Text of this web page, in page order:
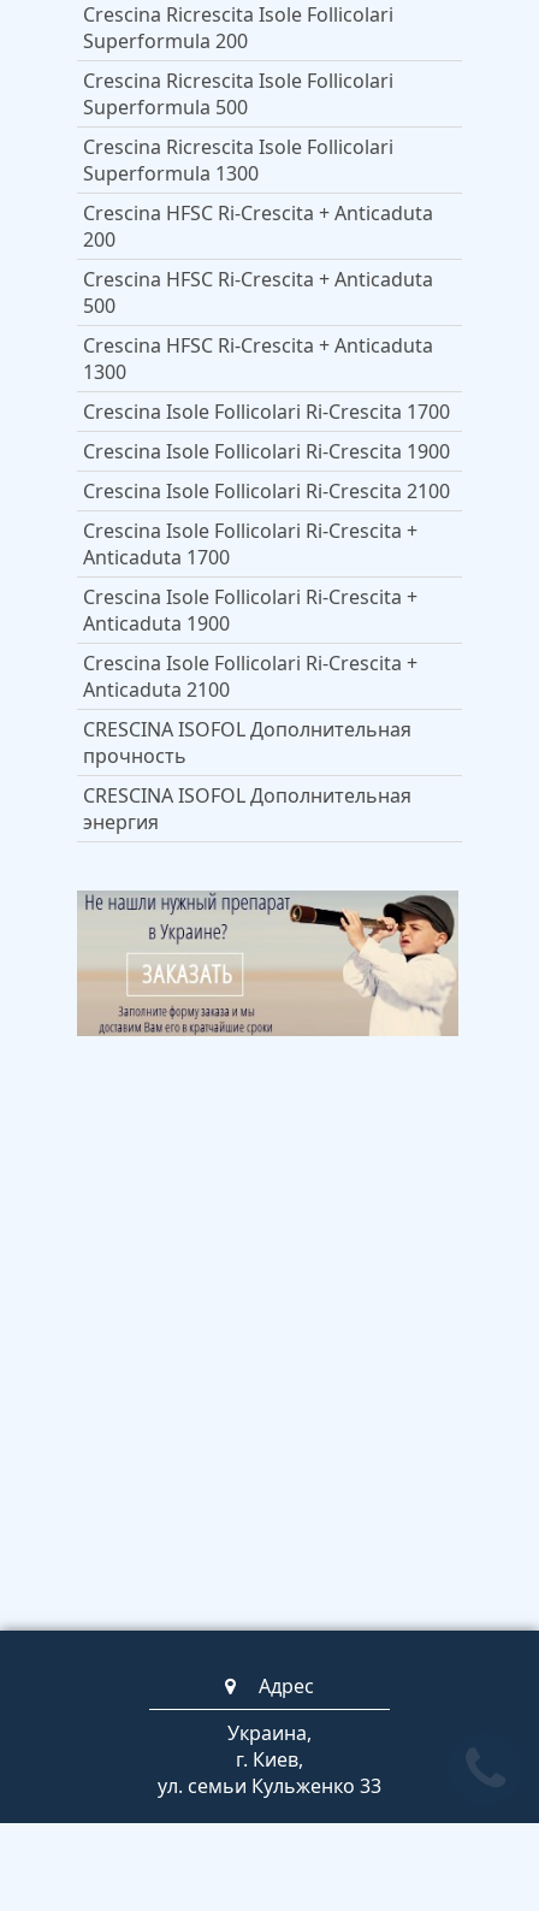
Crescina Ricrescita Isole Follicolari
Superformula 200
Crescina Ricrescita Isole Follicolari
Superformula 500
Crescina Ricrescita Isole Follicolari
Superformula 1300
Crescina HFSС Ri-Crescita + Anticaduta
200
Crescina HFSС Ri-Crescita + Anticaduta
500
Crescina HFSС Ri-Crescita + Anticaduta
1300
Crescina Isole Follicolari Ri-Crescita 1700
Crescina Isole Follicolari Ri-Crescita 1900
Crescina Isole Follicolari Ri-Crescita 2100
Crescina Isole Follicolari Ri-Crescita +
Anticaduta 1700
Crescina Isole Follicolari Ri-Crescita +
Anticaduta 1900
Crescina Isole Follicolari Ri-Crescita +
Anticaduta 2100
CRESCINA ISOFOL Дополнительная
прочность
CRESCINA ISOFOL Дополнительная
энергия
Адрес
Украина,
г. Киев,
ул. семьи Кульженко 33